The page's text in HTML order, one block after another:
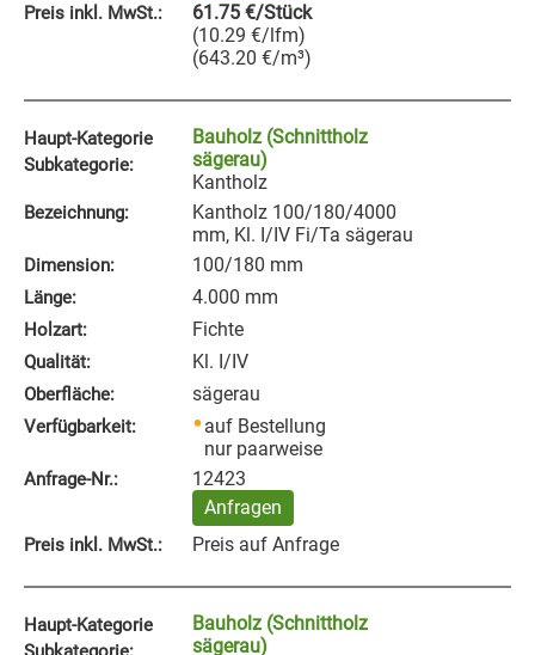
Preis inkl. MwSt.: 61.75 €/Stück
(10.29 €/lfm)
(643.20 €/m³)
Haupt-Kategorie
Subkategorie:
Bauholz (Schnittholz
sägerau)
Kantholz
Bezeichnung:
Kantholz 100/180/4000
mm, Kl. I/IV Fi/Ta sägerau
Dimension: 100/180 mm
Länge: 4.000 mm
Holzart: Fichte
Qualität: Kl. I/IV
Oberfläche: sägerau
Verfügbarkeit:
auf Bestellung
nur paarweise
Anfrage‑Nr.:
12423
Anfragen
Preis inkl. MwSt.: Preis auf Anfrage
Haupt-Kategorie
Bauholz (Schnittholz
sägerau)